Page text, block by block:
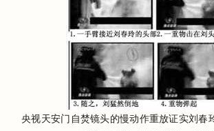
央视天安门自焚镜头的慢动作重放证实刘春